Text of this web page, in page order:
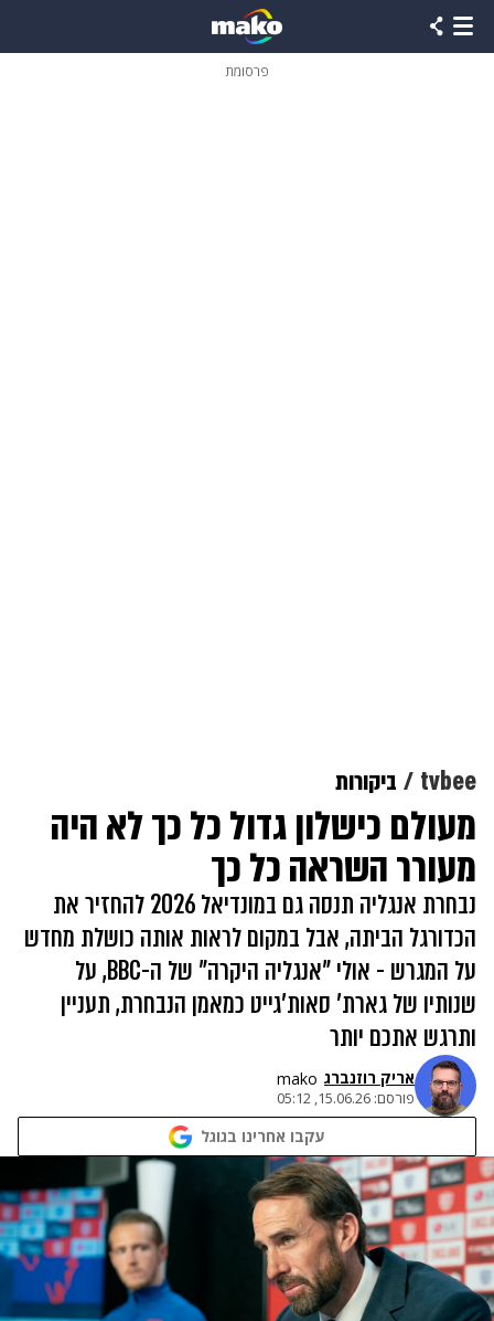
פרסומת
tvbee ביקורות
מעולם כישלון גדול כל כך לא היה
מעורר השראה כל כך
נבחרת אנגליה תנסה גם במונדיאל 2026 להחזיר את
הכדורגל הביתה, אבל במקום לראות אותה כושלת מחדש
על המגרש - אולי "אנגליה היקרה" של ה-BBC, על
שנותיו של גארת' סאות'גייט כמאמן הנבחרת, תעניין
ותרגש אתכם יותר
אריק רוזנברג mako
פורסם: 15.06.26, 05:12
עקבו אחרינו בגוגל